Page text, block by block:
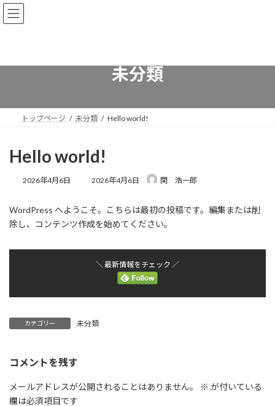
コ
ン
へ
ナ
ビ
ョ
未分類
トップページ 未分類 Hello world!
Hello world!
2026年4月6日
最
新
日
2026年4月6日 関 浩一郎
WordPress へようこそ。こちらは最初の投稿です。編集または削
除し、コンテンツ作成を始めてください。
＼ 最新情報をチェック ／
カテゴリー 未分類
コメントを残す
メールアドレスが公開されることはありません。 ※ が付いている
欄は必須項目です